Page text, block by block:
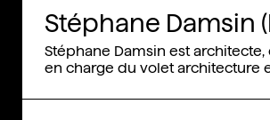
Stéphane Damsin
Stéphane Damsin est
en charge du volet architecture